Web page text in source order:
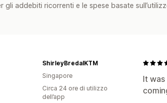
gli addebiti ricorrenti e le spese basate
It
ShirleyBredalKTM
Singapore
Circa 24 ore di utilizzo
dell’app